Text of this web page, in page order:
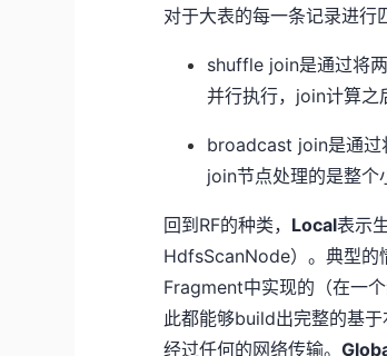
对于大表的每一条记录进行
shuffle join是通过将
并行执行，join计算之
broadcast join是通过
join节点处理的是整个
回到RF的种类， Local表示
HdfsScanNode）。典型
Fragment中实现的（在一
此都能够build出完整的基
经过任何的网络传输。